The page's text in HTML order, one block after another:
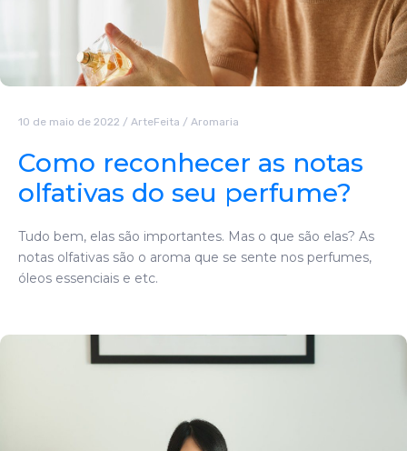
10 de maio de 2022 / ArteFeita / Aromaria
Como reconhecer as notas
olfativas do seu perfume?
Tudo bem, elas são importantes. Mas o que são elas? As
notas olfativas são o aroma que se sente nos perfumes,
óleos essenciais e etc.